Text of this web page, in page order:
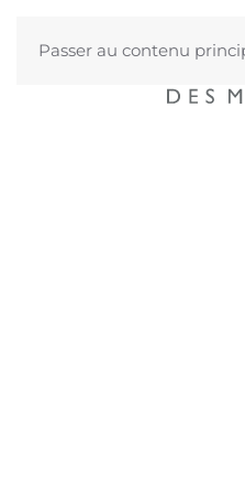
Passer au contenu